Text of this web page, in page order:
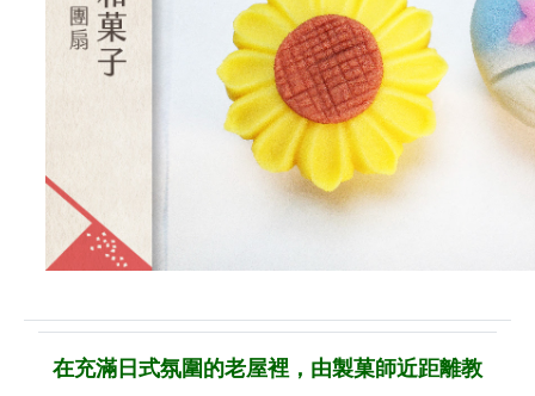
在充滿日式氛圍的老屋裡，由製菓師近距離教